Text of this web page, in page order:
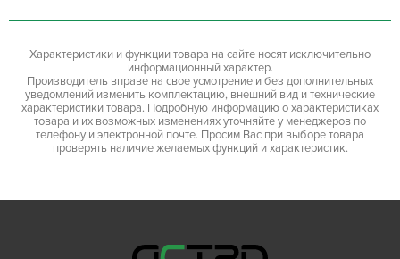
Характеристики и функции товара на сайте носят исключительно
информационный характер.
Производитель вправе на свое усмотрение и без дополнительных
уведомлений изменить комплектацию, внешний вид и технические
характеристики товара. Подробную информацию о характеристиках
товара и их возможных изменениях уточняйте у менеджеров по
телефону и электронной почте. Просим Вас при выборе товара
проверять наличие желаемых функций и характеристик.